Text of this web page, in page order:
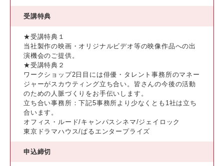
受講特典
★受講特典１
当社製作の映画・オリジナルビデオ等の映像作品への出
演機会のご提供。
★受講特典２
ワークショップ2日目には俳優・タレント事務所のマネー
ジャーがスカウティング立ち合い。皆さんの今後の活動
のための人脈づくりをお手伝いします。
立ち合い事務所：下記5事務所より少なくとも1社は立ち
合います。
オフィス・ルード/キャンパスシネマ/ジェイロック
東京ドラマハウス/ぱるエンタープライズ
申込締切